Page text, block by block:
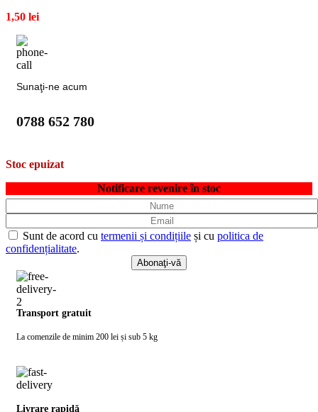
1,50 lei
Sunaţi-ne acum
0788 652 780
Stoc epuizat
Notificare revenire în stoc
Sunt de acord cu termenii și condițiile și cu politica de
confidențialitate.
Transport gratuit
La comenzile de minim 200 lei și sub 5 kg
Livrare rapidă